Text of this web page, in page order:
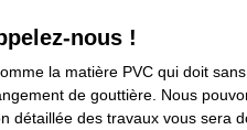
nous !
la matière PVC qui doit
de gouttière. Nous
détaillée des travaux vous sera